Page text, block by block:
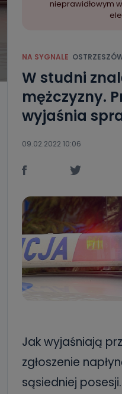
nieprawidłowym
NA SYGNALE
W studni
mężczyzny.
wyjaśnia
09.02.2022 10:06
Jak wyjaśniają
zgłoszenie
sąsiedniej